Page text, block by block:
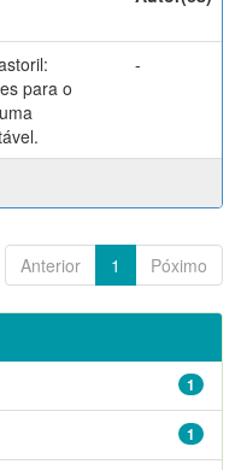
para o
-
Anterior 1 Póximo
1
1